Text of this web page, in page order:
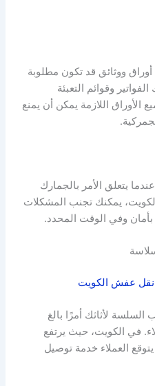
ووثائق قد تكون مطلوبة
وقوائم التعبئة
الأوراق اللازمة يمكن أن يمنع
يتعلق الأمر بالجمارك
يمكنك تجنب المشكلات
بأمان وفي الوقت المحدد.
نقل عفش الكويت
لأثاثك أمرًا بالغ
في الكويت، حيث يرتفع
العملاء خدمة توصيل